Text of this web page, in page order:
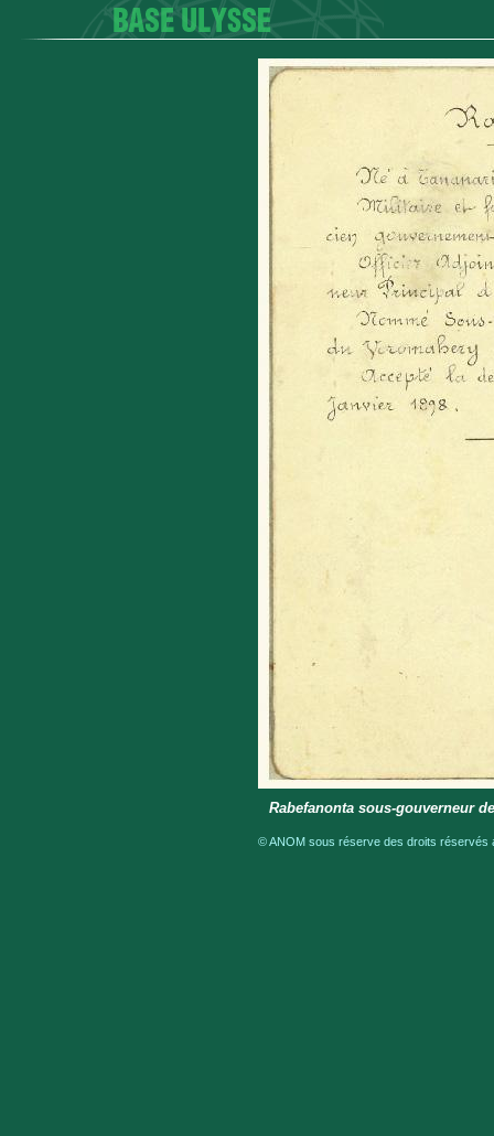
Rabefanonta sous-gouverneur
© ANOM sous réserve des droits réservés